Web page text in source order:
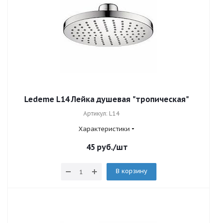
Ledeme L14 Лейка душевая "тропическая"
Артикул: L14
Характеристики
45руб./шт
В корзину